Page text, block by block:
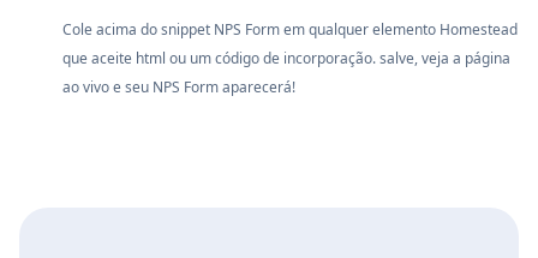
Cole acima do snippet NPS Form em qualquer elemento Homestead
que aceite html ou um código de incorporação. salve, veja a página
ao vivo e seu NPS Form aparecerá!